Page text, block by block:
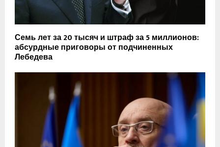
Семь лет за 20 тысяч и штраф за 5 миллионов:
абсурдные приговоры от подчиненных
Лебедева